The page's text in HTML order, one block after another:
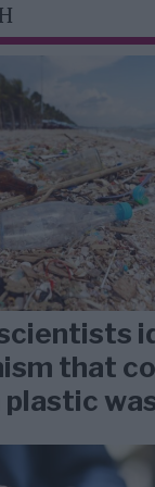
that
plastic